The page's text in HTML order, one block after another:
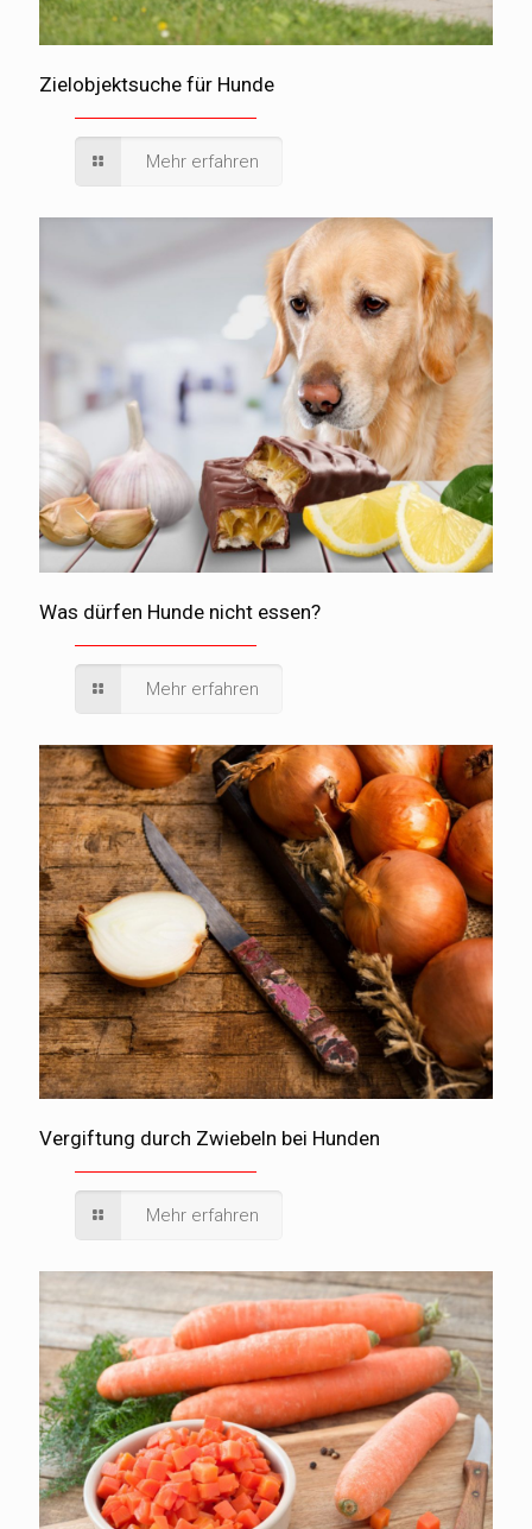
Zielobjektsuche für Hunde
Mehr erfahren
Was dürfen Hunde nicht essen?
Mehr erfahren
Vergiftung durch Zwiebeln bei Hunden
Mehr erfahren